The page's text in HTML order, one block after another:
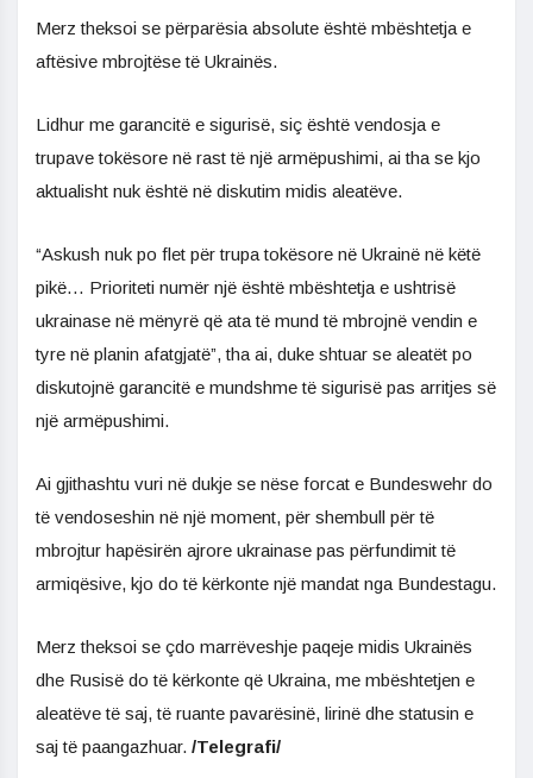
Merz theksoi se përparësia absolute është mbështetja e
aftësive mbrojtëse të Ukrainës.
Lidhur me garancitë e sigurisë, siç është vendosja e
trupave tokësore në rast të një armëpushimi, ai tha se kjo
aktualisht nuk është në diskutim midis aleatëve.
“Askush nuk po flet për trupa tokësore në Ukrainë në këtë
pikë… Prioriteti numër një është mbështetja e ushtrisë
ukrainase në mënyrë që ata të mund të mbrojnë vendin e
tyre në planin afatgjatë”, tha ai, duke shtuar se aleatët po
diskutojnë garancitë e mundshme të sigurisë pas arritjes së
një armëpushimi.
Ai gjithashtu vuri në dukje se nëse forcat e Bundeswehr do
të vendoseshin në një moment, për shembull për të
mbrojtur hapësirën ajrore ukrainase pas përfundimit të
armiqësive, kjo do të kërkonte një mandat nga Bundestagu.
Merz theksoi se çdo marrëveshje paqeje midis Ukrainës
dhe Rusisë do të kërkonte që Ukraina, me mbështetjen e
aleatëve të saj, të ruante pavarësinë, lirinë dhe statusin e
saj të paangazhuar. /Telegrafi/